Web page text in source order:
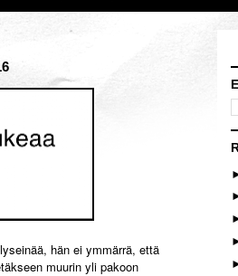
hän ei ymmärrä, että
muurin yli pakoon